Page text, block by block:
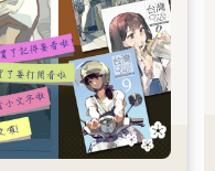
克」（funky）及「街頭痞
都會讓人直接聯想到某
都能重新配置和重組，且
會顯現出特定的組合。而
確切的風格。